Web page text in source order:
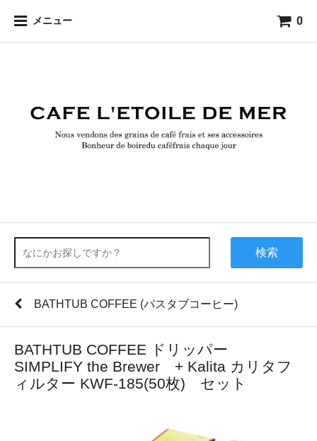
メニュー 0
検索
BATHTUB COFFEE (バスタブコーヒー)
BATHTUB COFFEE ドリッパー
SIMPLIFY the Brewer + Kalita カリタフ
ィルター KWF-185(50枚) セット